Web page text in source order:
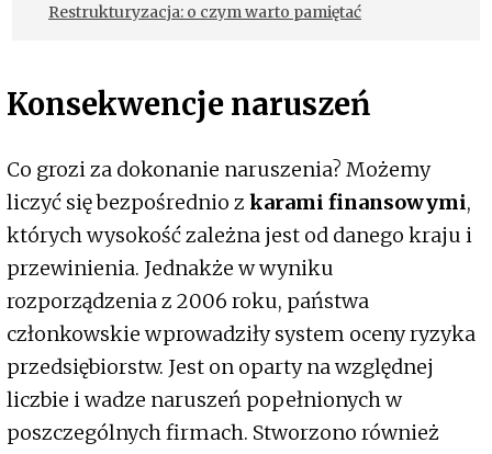
Restrukturyzacja: o czym warto pamiętać
Konsekwencje naruszeń
Co grozi za dokonanie naruszenia? Możemy
liczyć się bezpośrednio z karami finansowymi,
których wysokość zależna jest od danego kraju i
przewinienia. Jednakże w wyniku
rozporządzenia z 2006 roku, państwa
członkowskie wprowadziły system oceny ryzyka
przedsiębiorstw. Jest on oparty na względnej
liczbie i wadze naruszeń popełnionych w
poszczególnych firmach. Stworzono również